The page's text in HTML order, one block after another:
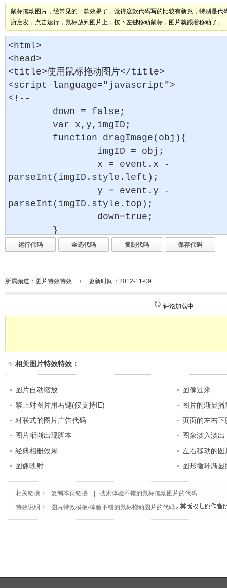
鼠标拖动图片，经常见的一款效果了，觉得这款代码写的比较有新意，特别是代
所启发，点击运行，鼠标放到图片上，按下左键移动鼠标，图片就跟着移动了。
所属频道： 图片特效特效 / 更新时间：2012-11-09
评论加载中....
相关图片特效特效 ：
图片自动缩放
图像过来
禁止对图片用右键(仅支持IE)
图片的渐显
对联式的图片广告代码
页面的左右
图片渐渐出现脚本
图象淡入淡
经典相册效果
左右移动的图
图像映射
图形循环渐显
相关链接： 复制本页链接
搜索体验不错的鼠标拖动图片的代码
特效说明：
图片特效模板-体验不错的鼠标拖动图片的代码